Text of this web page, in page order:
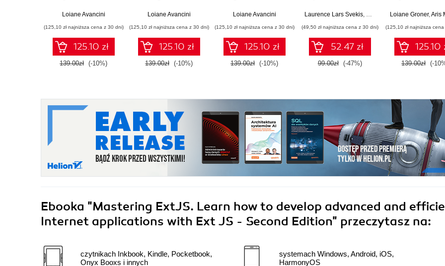
powerful JavaScript
ECMAScript - Third
Edition
Loiane Avancini
(125,10 zł najniższa cena z 30 dni)
125.10 zł
139.00zł (-10%)
Structures and
you solve complex
development
problems – learn how
by exploring a huge
range of JavaScript
Loiane Avancini
(125,10 zł najniższa cena z 30 dni)
125.10 zł
139.00zł (-10%)
classic data
algorithms in
JavaScript - Second
Edition
Loiane Avancini
(125,10 zł najniższa cena z 30 dni)
125.10 zł
139.00zł (-10%)
WWW i aplikacji
Laurence Lars Svekis, Maaike van Putten,Rob
(49,50 zł najniższa cena z 30 dni)
52.47 zł
99.00zł (-47%)
skills in
Fourth
Loiane Groner,Aris
(125,10 zł najniższa
125.10
139.00zł (-
Ebooka "Mastering ExtJS. Learn how to develop advanced and
Internet applications with Ext JS - Second Edition" przeczytasz na:
czytnikach Inkbook, Kindle, Pocketbook,
Onyx Booxs i innych
systemach Windows, Android, iOS,
HarmonyOS